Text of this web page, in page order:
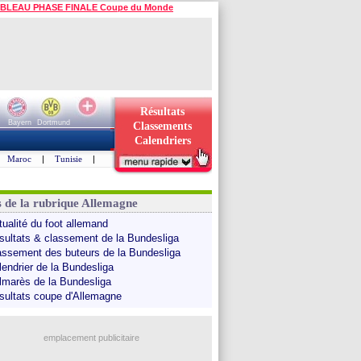
PHASE FINALE Coupe du Monde
Bayern
Dortmund
Résultats
Classements
Calendriers
Maroc | Tunisie |
de la rubrique Allemagne
du foot allemand
& classement de la Bundesliga
des buteurs de la Bundesliga
de la Bundesliga
de la Bundesliga
coupe d'Allemagne
emplacement publicitaire